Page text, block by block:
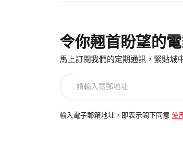
令你翹首盼望的
馬上訂閱我們的定期通訊，緊貼城
電
輸入電子郵箱地址，即表示閣下同意 使